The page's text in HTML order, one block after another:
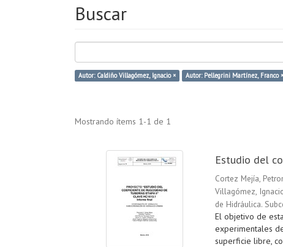
Buscar
Autor: Caldiño Villagómez, Ignacio × Autor: Pellegrini Martínez, Franco ×
Mostrando ítems 1-1 de 1
Estudio del
Cortez Mejía,
Villagómez,
de Hidráulica.
El objetivo de
experimentales
superficie libre,